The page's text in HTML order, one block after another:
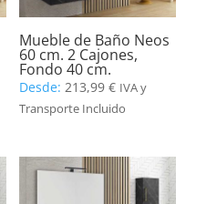
Mueble de Baño Neos
60 cm. 2 Cajones,
Fondo 40 cm.
Desde:213,99€ IVA y
Transporte Incluido